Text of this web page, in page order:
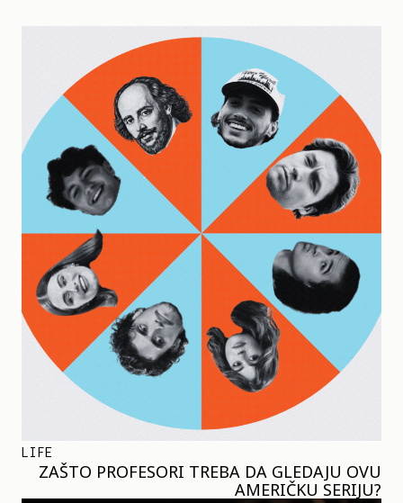
LIFE
ZAŠTO PROFESORI TREBA DA GLEDAJU OVU
AMERIČKU SERIJU?